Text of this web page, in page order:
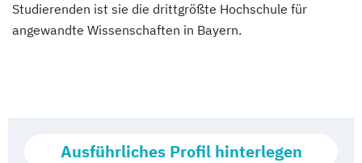
Studierenden ist sie die drittgrößte Hochschule für
angewandte Wissenschaften in Bayern.
Ausführliches Profil hinterlegen